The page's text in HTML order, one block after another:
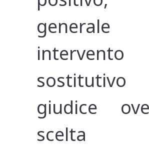
generale
intervento
giudice
scelta